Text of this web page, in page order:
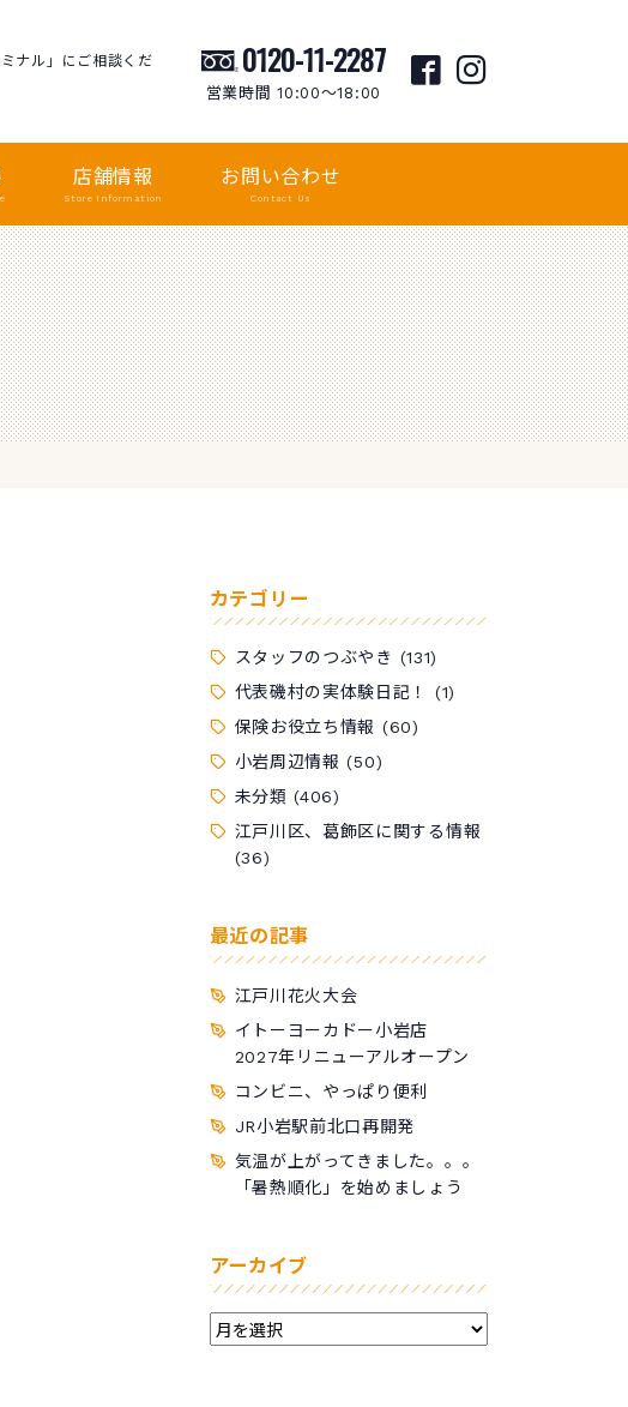
ナル」にご相談くだ
0120-11-2287
営業時間 10:00〜18:00
店舗情報
Store Information
お問い合わせ
Contact Us
カテゴリー
スタッフのつぶやき (131)
代表磯村の実体験日記！
(1)
保険お役立ち情報 (60)
小岩周辺情報 (50)
未分類 (406)
江戸川区、葛飾区に関する情報
(36)
最近の記事
江戸川花火大会
イトーヨーカドー小岩店
2027年リニューアルオープン
コンビニ、やっぱり便利
JR小岩駅前北口再開発
気温が上がってきました。。。
「暑熱順化」を始めましょう
アーカイブ